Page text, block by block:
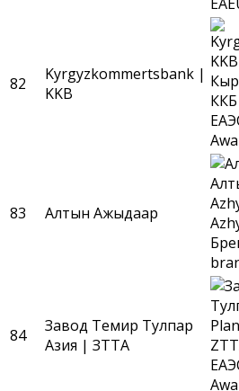
82
Kyrgyzkommertsbank |
KKB
83 Алтын Ажыдаар
84
Завод Темир Тулпар
Азия | ЗТТА